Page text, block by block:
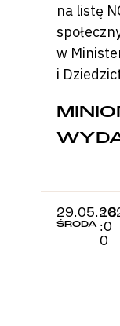
na listę
w
i
ŚRODA
18
:0
0